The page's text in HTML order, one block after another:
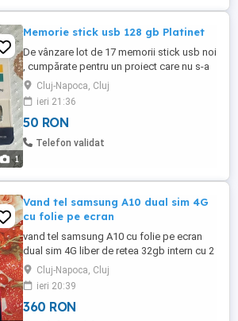
1
Memorie stick usb 128 gb Platinet
De vânzare lot de 17 memorii stick usb noi
, cumpărate pentru un proiect care nu s-a
finalizat.Toate au fost testate. Preț 50 lei
bucata.
Cluj-Napoca, Cluj
ieri 21:36
50 RON
Telefon validat
Vand tel samsung A10 dual sim 4G
cu folie pe ecran
vand tel samsung A10 cu folie pe ecran
dual sim 4G liber de retea 32gb intern cu 2
gb ram multe aplicati bateria tine farte
bine 3,4zile poze reale astept oferte dar
an floresti sau cluj nu se trimit an tara.nr tel
.
Cluj-Napoca, Cluj
ieri 20:39
360 RON